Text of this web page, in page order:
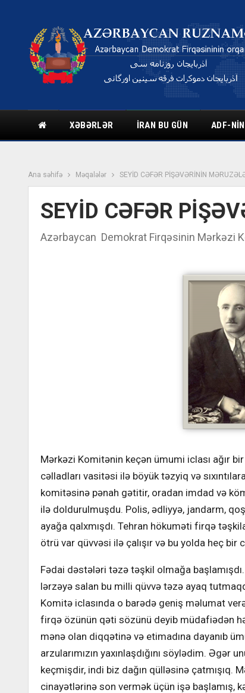
XƏBƏRLƏR İRAN BU GÜN ADF-
Ana səhifə Məqalələr SEYİD CƏFƏR PİŞƏVƏRİNİN
SEYİD CƏFƏR
Azərbaycan Demokrat Firqəsinin Mərkəzi
Mərkəzi Komitənin keçən ümumi iclası ağır
cəlladları vasitəsi ilə böyük təzyiq və
komitəsinə pənah gətitir, oradan imdad və
ilə doldurulmuşdu. Polis, ədliyyə, jandarm,
ayağa qalxmışdı. Tehran hökuməti firqə
ötrü var qüvvəsi ilə çalışır və bu yolda heç
Fədai dəstələri təzə təşkil olmağa
lərzəyə salan bu milli qüvvə təzə ayaq
Komitə iclasında o barədə geniş məlumat
firqə özünün qəti sözünü deyib müdafiədən
mənə olan diqqətinə və etimadına dayanıb
arzularımızın yaxınlaşdığını söylədim.
keçmişdir, indi biz dağın qülləsinə çatmışıq.
cinayətlərinə son vermək üçün işə